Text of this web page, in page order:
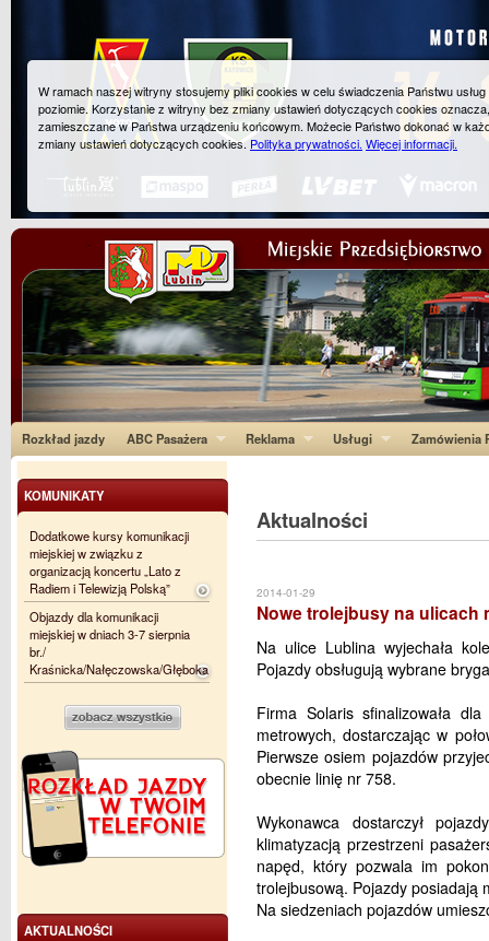
Rozkład jazdy ABC Pasażera Reklama Usługi Zamówienia
Aktualności
2014-01-29
Nowe trolejbusy na ulicach
Na ulice Lublina wyjechała
Pojazdy obsługują wybrane
Firma Solaris sfinalizowała
metrowych, dostarczając w
Pierwsze osiem pojazdów
obecnie linię nr 758.
Wykonawca dostarczył
klimatyzacją przestrzeni
napęd, który pozwala im
trolejbusową. Pojazdy posiadają
Na siedzeniach pojazdów
KOMUNIKATY
Dodatkowe kursy komunikacji
miejskiej w związku z
organizacją koncertu „Lato z
Radiem i Telewizją Polską”
Objazdy dla komunikacji
miejskiej w dniach 3-7 sierpnia
br./
Kraśnicka/Nałęczowska/Głęboka
AKTUALNOŚCI
W ramach naszej witryny stosujemy pliki cookies w celu świadczenia Państwu
poziomie. Korzystanie z witryny bez zmiany ustawień dotyczących cookies
zamieszczane w Państwa urządzeniu końcowym. Możecie Państwo dokonać w
zmiany ustawień dotyczących cookies.Polityka prywatności. Więcej informacji.